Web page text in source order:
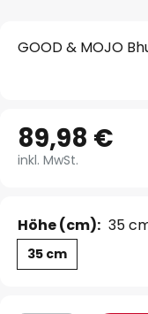
GOOD & MOJO
89,98 €
inkl. MwSt.
Höhe (cm): 35
35 cm